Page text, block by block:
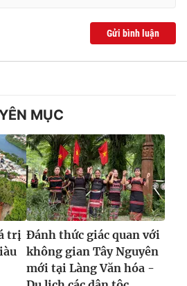
Gửi bình luận
MỤC
trị Đánh thức giác quan với
không gian Tây Nguyên
mới tại Làng Văn hóa -